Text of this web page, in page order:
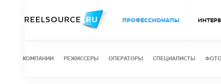
ПРОФЕССИОНАЛЫ
КОМПАНИИ РЕЖИССЕРЫ ОПЕРАТОРЫ СПЕЦИАЛИСТЫ